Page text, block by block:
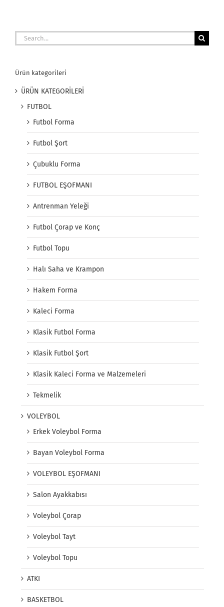
Search
for:
Ürün kategorileri
ÜRÜN KATEGORİLERİ
FUTBOL
Futbol Forma
Futbol Şort
Çubuklu Forma
FUTBOL EŞOFMANI
Antrenman Yeleği
Futbol Çorap ve Konç
Futbol Topu
Halı Saha ve Krampon
Hakem Forma
Kaleci Forma
Klasik Futbol Forma
Klasik Futbol Şort
Klasik Kaleci Forma ve Malzemeleri
Tekmelik
VOLEYBOL
Erkek Voleybol Forma
Bayan Voleybol Forma
VOLEYBOL EŞOFMANI
Salon Ayakkabısı
Voleybol Çorap
Voleybol Tayt
Voleybol Topu
ATKI
BASKETBOL